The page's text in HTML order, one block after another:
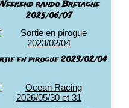
rando Bretagne
2025/06/07
en pirogue 2023/02/04